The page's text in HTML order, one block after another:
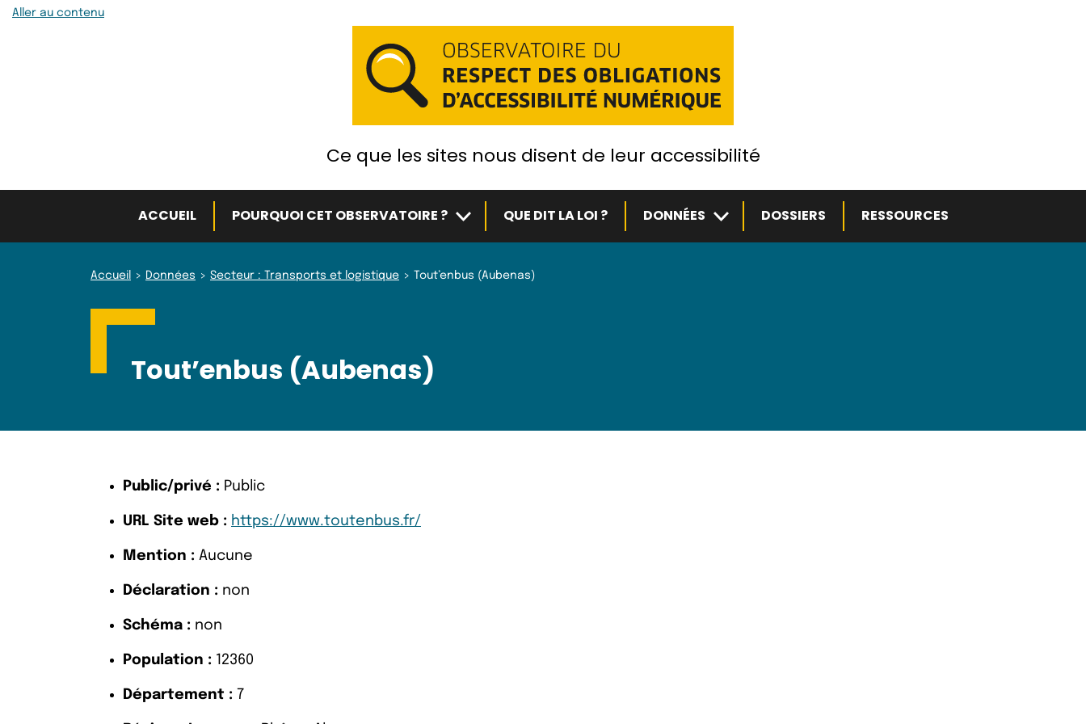
Aller au contenu
Ce que les sites nous disent de leur accessibilité
ACCUEIL POURQUOI CET OBSERVATOIRE ? Sous-menuQUE DIT LA LOI ? DONNÉES Sous-menuDOSSIERS RESSOURCES
Accueil Données Secteur : Transports et logistique Tout’enbus (Aubenas)
Tout’enbus (Aubenas)
Public/privé : Public
URL Site web : https://www.toutenbus.fr/
Mention : Aucune
Déclaration : non
Schéma : non
Population : 12360
Département : 7